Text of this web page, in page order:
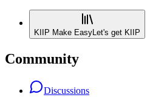
KIIP Make EasyLet's get KIIP
Community
Discussions